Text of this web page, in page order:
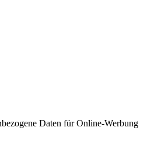
Daten für Online-Werbung